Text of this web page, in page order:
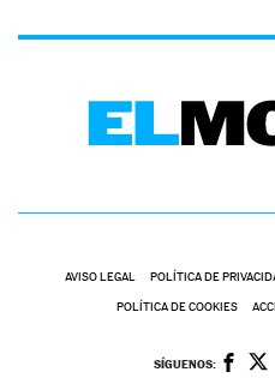
AVISO LEGAL POLÍTICA DE
POLÍTICA DE COOKIES
SÍGUENOS: